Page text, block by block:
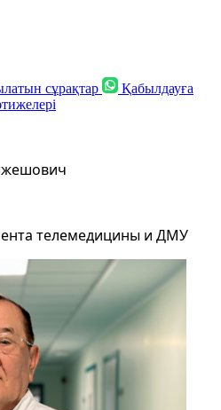
сұрақтар
Қабылдауға
телемедицины и ДМУ